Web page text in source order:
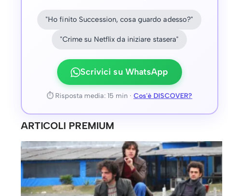
"Ho finito Succession, cosa guardo adesso?"
"Crime su Netflix da iniziare stasera"
Scrivici su WhatsApp
⏱ Risposta media: 15 min · Cos'è DISCOVER?
ARTICOLI PREMIUM